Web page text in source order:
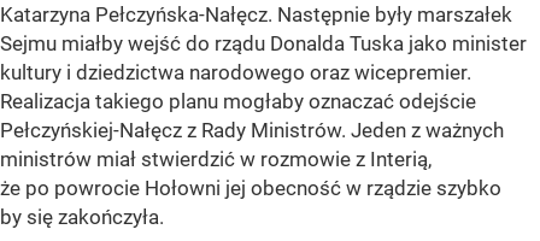
Katarzyna Pełczyńska-Nałęcz. Następnie były marszałek
Sejmu miałby wejść do rządu Donalda Tuska jako minister
kultury i dziedzictwa narodowego oraz wicepremier.
Realizacja takiego planu mogłaby oznaczać odejście
Pełczyńskiej-Nałęcz z Rady Ministrów. Jeden z ważnych
ministrów miał stwierdzić w rozmowie z Interią,
że po powrocie Hołowni jej obecność w rządzie szybko
by się zakończyła.